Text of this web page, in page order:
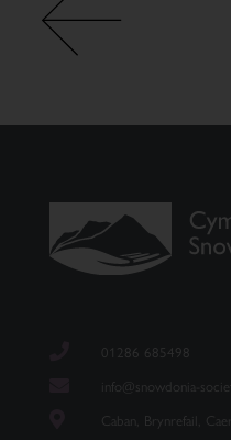
01286 685498
info@snowdonia-
Caban, Brynrefail,